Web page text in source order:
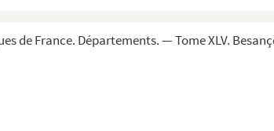
de France. Départements. — Tome XLV.